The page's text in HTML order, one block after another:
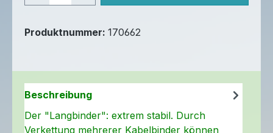
Produktnummer: 170662
Beschreibung
Der "Langbinder": extrem stabil. Durch
Verkettung mehrerer Kabelbinder können